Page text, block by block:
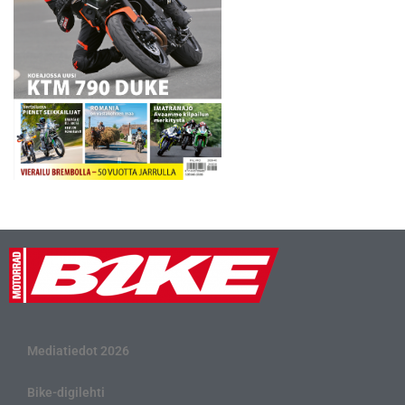
Mediatiedot 2026
Bike-digilehti